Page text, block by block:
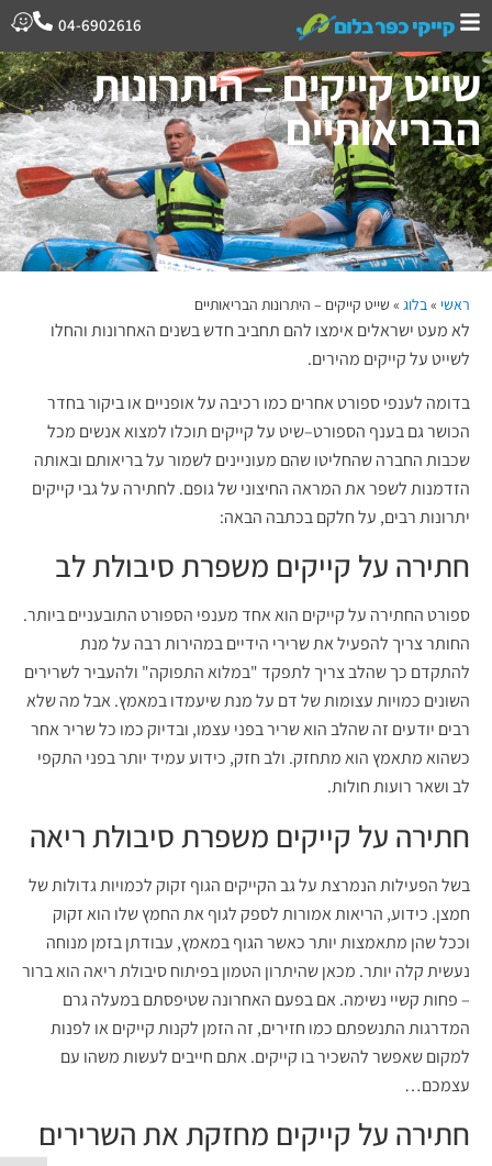
04-6902616
שייט קייקים – היתרונות
הבריאותיים
ראשי »בלוג » שייט קייקים – היתרונות הבריאותיים
לא מעט ישראלים אימצו להם תחביב חדש בשנים האחרונות והחלו
לשייט על קייקים מהירים.
בדומה לענפי ספורט אחרים כמו רכיבה על אופניים או ביקור בחדר
הכושר גם בענף הספורט–שיט על קייקים תוכלו למצוא אנשים מכל
שכבות החברה שהחליטו שהם מעוניינים לשמור על בריאותם ובאותה
הזדמנות לשפר את המראה החיצוני של גופם. לחתירה על גבי קייקים
יתרונות רבים, על חלקם בכתבה הבאה:
חתירה על קייקים משפרת סיבולת לב
ספורט החתירה על קייקים הוא אחד מענפי הספורט התובעניים ביותר.
החותר צריך להפעיל את שרירי הידיים במהירות רבה על מנת
להתקדם כך שהלב צריך לתפקד "במלוא התפוקה" ולהעביר לשרירים
השונים כמויות עצומות של דם על מנת שיעמדו במאמץ. אבל מה שלא
רבים יודעים זה שהלב הוא שריר בפני עצמו, ובדיוק כמו כל שריר אחר
כשהוא מתאמץ הוא מתחזק. ולב חזק, כידוע עמיד יותר בפני התקפי
לב ושאר רועות חולות.
חתירה על קייקים משפרת סיבולת ריאה
בשל הפעילות הנמרצת על גב הקייקים הגוף זקוק לכמויות גדולות של
חמצן. כידוע, הריאות אמורות לספק לגוף את החמץ שלו הוא זקוק
וככל שהן מתאמצות יותר כאשר הגוף במאמץ, עבודתן בזמן מנוחה
נעשית קלה יותר. מכאן שהיתרון הטמון בפיתוח סיבולת ריאה הוא ברור
– פחות קשיי נשימה. אם בפעם האחרונה שטיפסתם במעלה גרם
המדרגות התנשפתם כמו חזירים, זה הזמן לקנות קייקים או לפנות
למקום שאפשר להשכיר בו קייקים. אתם חייבים לעשות משהו עם
עצמכם…
חתירה על קייקים מחזקת את השרירים